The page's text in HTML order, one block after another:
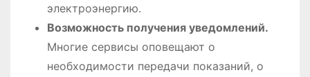
электроэнергию.
Возможность получения уведомлений.
Многие сервисы оповещают о
необходимости передачи показаний, о